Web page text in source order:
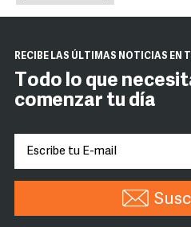
RECIBE LAS ÚLTIMAS NOTICIAS EN
Todo lo que
comenzar tu día